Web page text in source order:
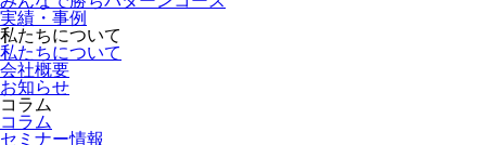
実績・事例
私たちについて
私たちについて
会社概要
お知らせ
コラム
コラム
セミナー情報